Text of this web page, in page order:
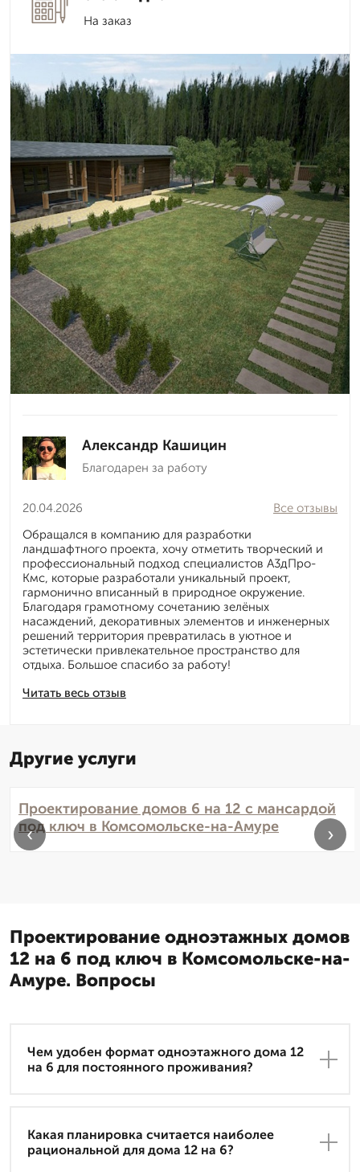
На заказ
Александр Кашицин
Благодарен за работу
20.04.2026
Читать весь отзыв
Все отзывы
Обращался в компанию для разработки
ландшафтного проекта, хочу отметить творческий и
профессиональный подход специалистов А3дПро-
Кмс, которые разработали уникальный проект,
гармонично вписанный в природное окружение.
Благодаря грамотному сочетанию зелёных
насаждений, декоративных элементов и инженерных
решений территория превратилась в уютное и
эстетически привлекательное пространство для
отдыха. Большое спасибо за работу!
Другие услуги
Проектирование домов 6 на 12 с мансардой
под ключ в Комсомольске-на-Амуре
‹ ›
Проектирование одноэтажных домов
12 на 6 под ключ в Комсомольске-на-
Амуре. Вопросы
Чем удобен формат одноэтажного дома 12
на 6 для постоянного проживания?
Какая планировка считается наиболее
рациональной для дома 12 на 6?